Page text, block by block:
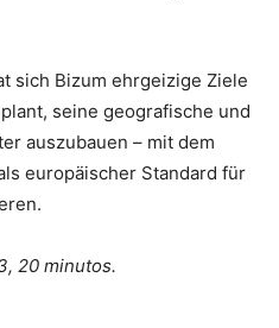
sich Bizum ehrgeizige Ziele
seine geografische und
auszubauen – mit dem
europäischer Standard für
20 minutos.